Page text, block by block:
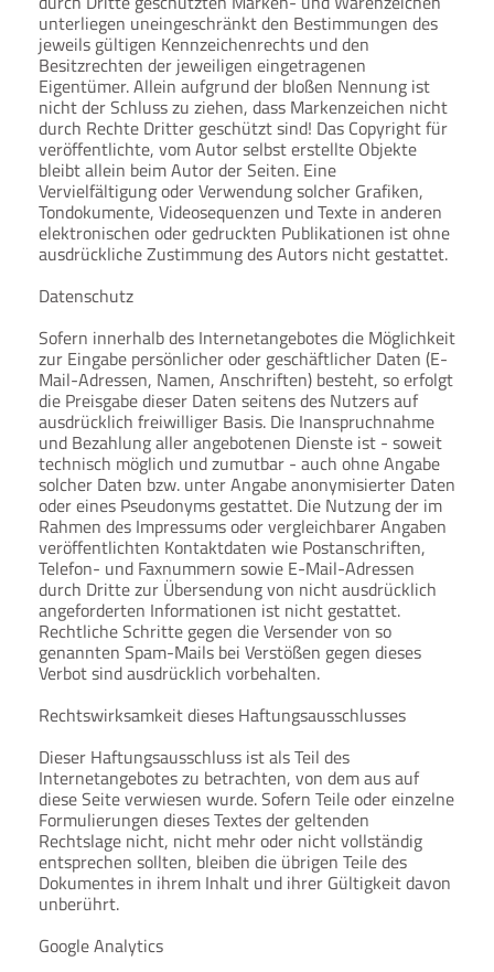
unterliegen uneingeschränkt den Bestimmungen des
jeweils gültigen Kennzeichenrechts und den
Besitzrechten der jeweiligen eingetragenen
Eigentümer. Allein aufgrund der bloßen Nennung ist
nicht der Schluss zu ziehen, dass Markenzeichen nicht
durch Rechte Dritter geschützt sind! Das Copyright für
veröffentlichte, vom Autor selbst erstellte Objekte
bleibt allein beim Autor der Seiten. Eine
Vervielfältigung oder Verwendung solcher Grafiken,
Tondokumente, Videosequenzen und Texte in anderen
elektronischen oder gedruckten Publikationen ist ohne
ausdrückliche Zustimmung des Autors nicht gestattet.
Datenschutz
Sofern innerhalb des Internetangebotes die Möglichkeit
zur Eingabe persönlicher oder geschäftlicher Daten (E-
Mail-Adressen, Namen, Anschriften) besteht, so erfolgt
die Preisgabe dieser Daten seitens des Nutzers auf
ausdrücklich freiwilliger Basis. Die Inanspruchnahme
und Bezahlung aller angebotenen Dienste ist - soweit
technisch möglich und zumutbar - auch ohne Angabe
solcher Daten bzw. unter Angabe anonymisierter Daten
oder eines Pseudonyms gestattet. Die Nutzung der im
Rahmen des Impressums oder vergleichbarer Angaben
veröffentlichten Kontaktdaten wie Postanschriften,
Telefon- und Faxnummern sowie E-Mail-Adressen
durch Dritte zur Übersendung von nicht ausdrücklich
angeforderten Informationen ist nicht gestattet.
Rechtliche Schritte gegen die Versender von so
genannten Spam-Mails bei Verstößen gegen dieses
Verbot sind ausdrücklich vorbehalten.
Rechtswirksamkeit dieses Haftungsausschlusses
Dieser Haftungsausschluss ist als Teil des
Internetangebotes zu betrachten, von dem aus auf
diese Seite verwiesen wurde. Sofern Teile oder einzelne
Formulierungen dieses Textes der geltenden
Rechtslage nicht, nicht mehr oder nicht vollständig
entsprechen sollten, bleiben die übrigen Teile des
Dokumentes in ihrem Inhalt und ihrer Gültigkeit davon
unberührt.
Google Analytics